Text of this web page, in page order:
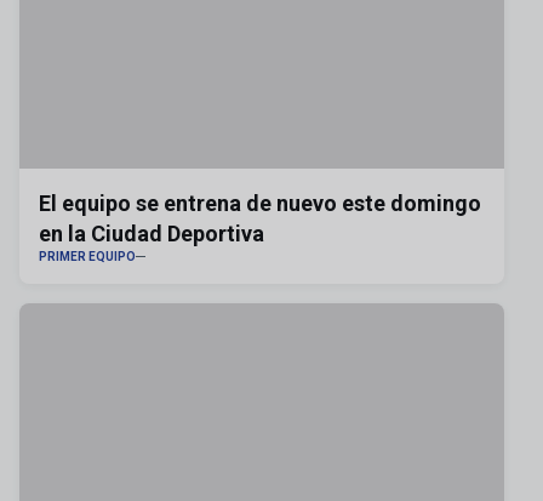
El equipo se entrena de nuevo este domingo
en la Ciudad Deportiva
PRIMER EQUIPO